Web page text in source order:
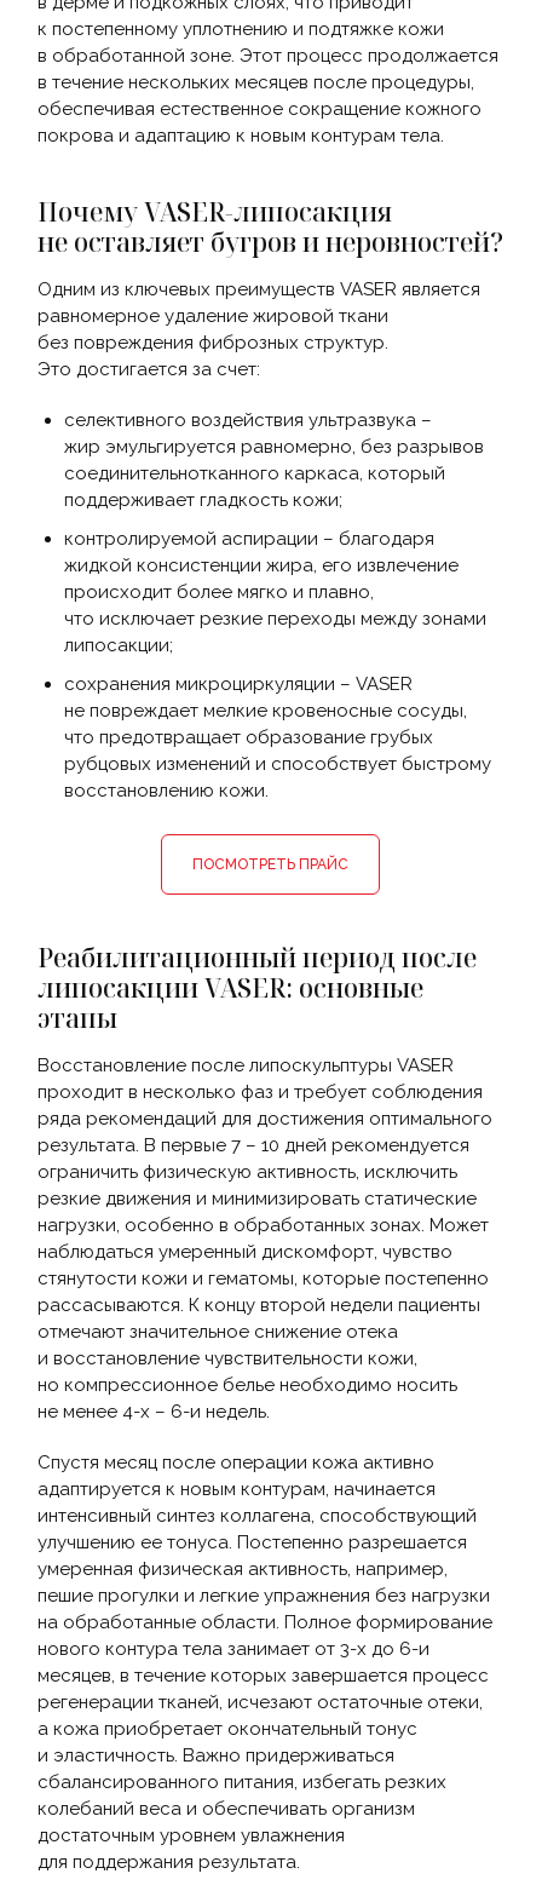
к постепенному уплотнению и подтяжке кожи
в обработанной зоне. Этот процесс продолжается
в течение нескольких месяцев после процедуры,
обеспечивая естественное сокращение кожного
покрова и адаптацию к новым контурам тела.
Почему VASER-липосакция
не оставляет бугров и неровностей?
Одним из ключевых преимуществ VASER является
равномерное удаление жировой ткани
без повреждения фиброзных структур.
Это достигается за счет:
селективного воздействия ультразвука –
жир эмульгируется равномерно, без разрывов
соединительнотканного каркаса, который
поддерживает гладкость кожи;
контролируемой аспирации – благодаря
жидкой консистенции жира, его извлечение
происходит более мягко и плавно,
что исключает резкие переходы между зонами
липосакции;
сохранения микроциркуляции – VASER
не повреждает мелкие кровеносные сосуды,
что предотвращает образование грубых
рубцовых изменений и способствует быстрому
восстановлению кожи.
ПОСМОТРЕТЬ ПРАЙС
Реабилитационный период после
липосакции VASER: основные
этапы
Восстановление после липоскульптуры VASER
проходит в несколько фаз и требует соблюдения
ряда рекомендаций для достижения оптимального
результата. В первые 7 – 10 дней рекомендуется
ограничить физическую активность, исключить
резкие движения и минимизировать статические
нагрузки, особенно в обработанных зонах. Может
наблюдаться умеренный дискомфорт, чувство
стянутости кожи и гематомы, которые постепенно
рассасываются. К концу второй недели пациенты
отмечают значительное снижение отека
и восстановление чувствительности кожи,
но компрессионное белье необходимо носить
не менее 4-х – 6-и недель.
Спустя месяц после операции кожа активно
адаптируется к новым контурам, начинается
интенсивный синтез коллагена, способствующий
улучшению ее тонуса. Постепенно разрешается
умеренная физическая активность, например,
пешие прогулки и легкие упражнения без нагрузки
на обработанные области. Полное формирование
нового контура тела занимает от 3-х до 6-и
месяцев, в течение которых завершается процесс
регенерации тканей, исчезают остаточные отеки,
а кожа приобретает окончательный тонус
и эластичность. Важно придерживаться
сбалансированного питания, избегать резких
колебаний веса и обеспечивать организм
достаточным уровнем увлажнения
для поддержания результата.